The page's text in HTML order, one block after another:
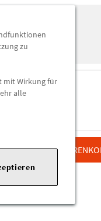
ZUM
zu
mit Wirkung für
alle